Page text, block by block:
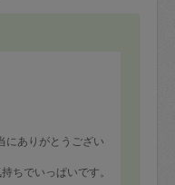
にありがとうござい
ちでいっぱいです。